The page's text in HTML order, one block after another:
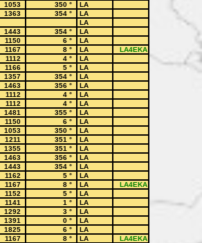
1053 350 °
LA
1363 354 °
LA
LA
1443 354 °
LA
1150 6 °
LA
1167 8 ° LA
LA4EKA
1112 4 °
LA
1166 5 °
LA
1357 354 °
LA
1463 356 °
LA
1112 4 °
LA
1112 4 °
LA
1481 355 °
LA
1150 6 °
LA
1053 350 °
LA
1211 351 °
LA
1355 351 °
LA
1463 356 °
LA
1443 354 °
LA
1162 5 °
LA
1167 8 ° LA
LA4EKA
1152 5 °
LA
1141 1 °
LA
1292 3 °
LA
1391 0 °
LA
1825 6 °
LA
1167 8 ° LA
LA4EKA